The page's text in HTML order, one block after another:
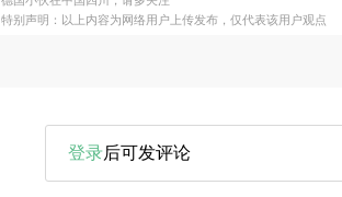
特别声明：以上内容为网络用户上传发布，仅代表该用户观点
登录后可发评论